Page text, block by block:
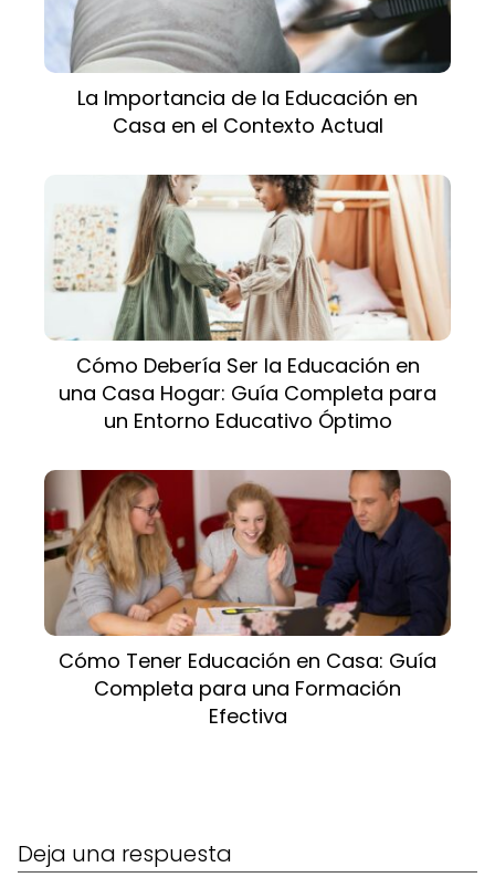
La Importancia de la Educación en
Casa en el Contexto Actual
Cómo Debería Ser la Educación en
una Casa Hogar: Guía Completa para
un Entorno Educativo Óptimo
Cómo Tener Educación en Casa: Guía
Completa para una Formación
Efectiva
Deja una respuesta